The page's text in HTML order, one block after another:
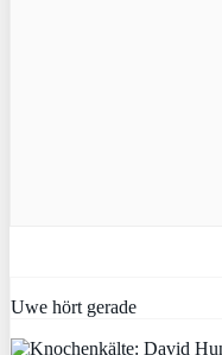
Uwe hört gerade